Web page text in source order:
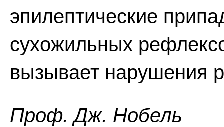
эпилептические
сухожильных
вызывает нарушения
Проф. Дж. Нобель